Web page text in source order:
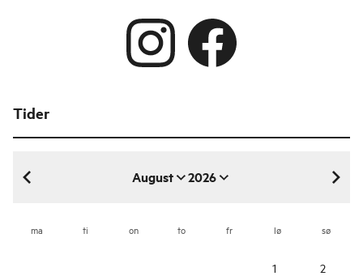
Tider
August 2026
august 2026
ma ti on to fr lø sø
1 2